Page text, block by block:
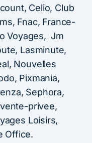
Celio, Club
Fnac, France-
Voyages, Jm
Lasminute,
Nouvelles
Pixmania,
Sephora,
privee,
Loisirs,
Office.